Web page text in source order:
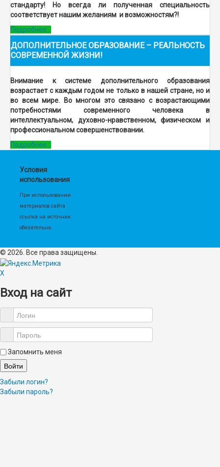
стандарту! Но всегда ли полученная специальность
соответствует нашим желаниям и возможностям?!
Подробнее...
ДОПОЛНИТЕЛЬНОЕ ОБРАЗОВАНИЕ – РЕАЛЬНОСТЬ
СОВРЕМЕННОЙ ЖИЗНИ!
Внимание к системе дополнительного образования
возрастает с каждым годом не только в нашей стране, но и
во всем мире. Во многом это связано с возрастающими
потребностями современного человека в
интеллектуальном, духовно-нравственном, физическом и
профессиональном совершенствовании.
Подробнее...
Условия
использования
При использовании
материалов сайта
ссылка на источник
обязательна.
© 2026. Все права защищены.
X
Вход на сайт
Запомнить меня
Войти
Забыли логин?
Забыли пароль?